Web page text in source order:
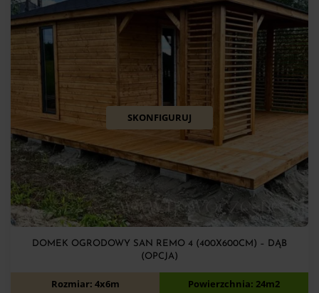
SKONFIGURUJ
DOMEK OGRODOWY SAN REMO 4 (400X600CM) – DĄB
(OPCJA)
18 440zł
Rozmiar: 4x6m Powierzchnia: 24m2